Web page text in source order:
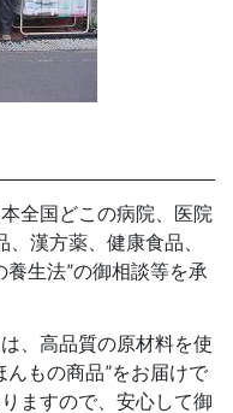
全国どこの病院、医院
漢方薬、健康食品、
生法”の御相談等を承
、高品質の原材料を使
んもの商品”をお届けで
ますので、安心して御